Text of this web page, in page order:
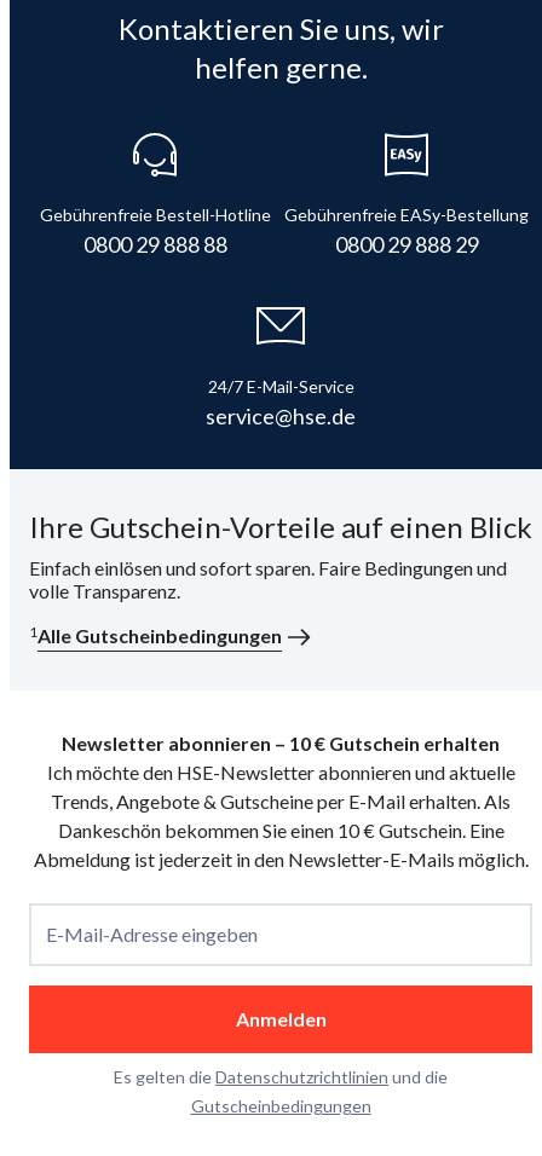
Kontaktieren Sie uns, wir
helfen gerne.
Gebührenfreie Bestell-Hotline
0800 29 888 88
Gebührenfreie EASy-Bestellung
0800 29 888 29
24/7 E-Mail-Service
service@hse.de
Ihre Gutschein-Vorteile auf einen Blick
Einfach einlösen und sofort sparen. Faire Bedingungen und
volle Transparenz.
1Alle Gutscheinbedingungen
Newsletter abonnieren – 10 € Gutschein erhalten
Ich möchte den HSE-Newsletter abonnieren und aktuelle
Trends, Angebote & Gutscheine per E-Mail erhalten. Als
Dankeschön bekommen Sie einen 10 € Gutschein. Eine
Abmeldung ist jederzeit in den Newsletter-E-Mails möglich.
E-Mail-Adresse eingeben
Anmelden
Es gelten dieDatenschutzrichtlinien und die
Gutscheinbedingungen